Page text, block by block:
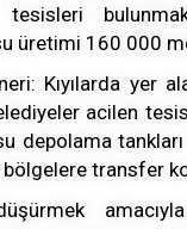
üretimi 160 000
Kıyılarda yer
acilen
depolama
transfer